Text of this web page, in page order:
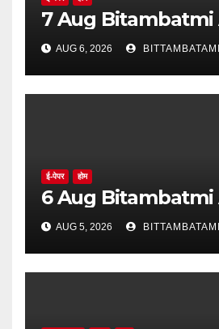
7 Aug
AUG 6, 2026
ई-पेपर होम
6 Aug
AUG 5, 2026